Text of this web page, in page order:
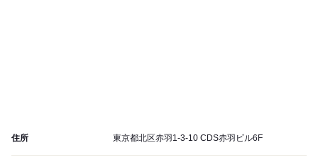
住所 東京都北区赤羽1-3-10 CDS赤羽ビル6F